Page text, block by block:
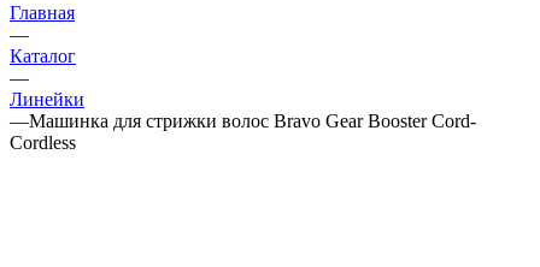
Главная
—
Каталог
—
Линейки
—Машинка для стрижки волос Bravo Gear Booster Cord-
Cordless